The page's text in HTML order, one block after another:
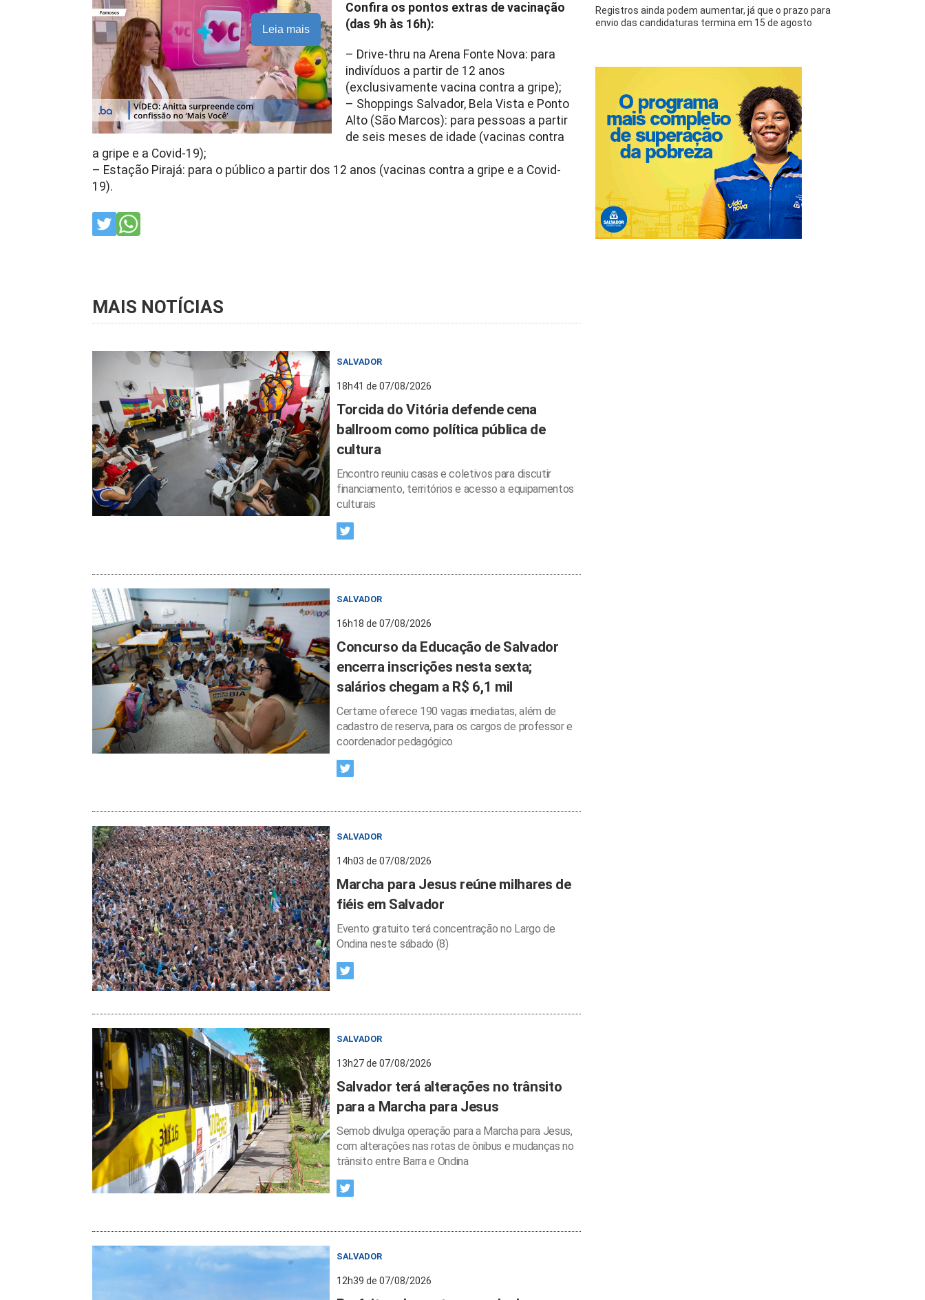
Leia mais
Confira os pontos extras de vacinação
(das 9h às 16h):
– Drive-thru na Arena Fonte Nova: para
indivíduos a partir de 12 anos
(exclusivamente vacina contra a gripe);
– Shoppings Salvador, Bela Vista e Ponto
Alto (São Marcos): para pessoas a partir
de seis meses de idade (vacinas contra
a gripe e a Covid-19);
– Estação Pirajá: para o público a partir dos 12 anos (vacinas contra a gripe e a Covid-
19).
MAIS NOTÍCIAS
SALVADOR
18h41 de 07/08/2026
Torcida do Vitória defende cena
ballroom como política pública de
cultura
Encontro reuniu casas e coletivos para discutir
financiamento, territórios e acesso a equipamentos
culturais
SALVADOR
16h18 de 07/08/2026
Concurso da Educação de Salvador
encerra inscrições nesta sexta;
salários chegam a R$ 6,1 mil
Certame oferece 190 vagas imediatas, além de
cadastro de reserva, para os cargos de professor e
coordenador pedagógico
SALVADOR
14h03 de 07/08/2026
Marcha para Jesus reúne milhares de
fiéis em Salvador
Evento gratuito terá concentração no Largo de
Ondina neste sábado (8)
SALVADOR
13h27 de 07/08/2026
Salvador terá alterações no trânsito
para a Marcha para Jesus
Semob divulga operação para a Marcha para Jesus,
com alterações nas rotas de ônibus e mudanças no
trânsito entre Barra e Ondina
SALVADOR
12h39 de 07/08/2026
Registros ainda podem aumentar, já que o prazo para
envio das candidaturas termina em 15 de agosto